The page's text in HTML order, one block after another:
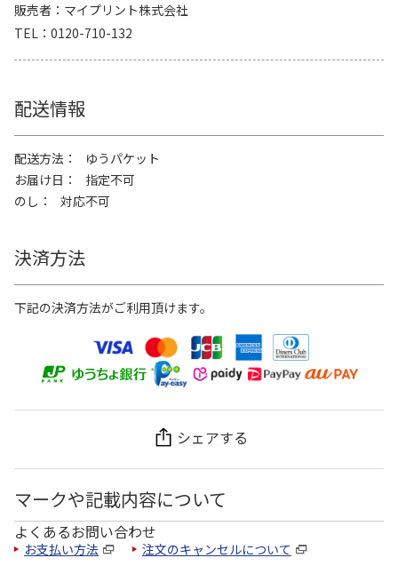
販売者
マイプリント株式会社
TEL
0120-710-132
配送情報
配送方法
ゆうパケット
お届け日
指定不可
のし
対応不可
決済方法
下記の決済方法がご利用頂けます。
シェアする
マークや記載内容について
よくあるお問い合わせ
お支払い方法 注文のキャンセルについて